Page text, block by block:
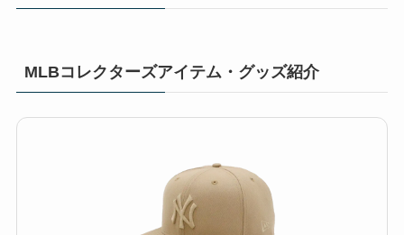
MLBコレクターズアイテム・グッズ紹介